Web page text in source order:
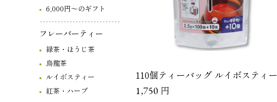
110個ティーバッグ ルイボスティー
1,750 円
6,000円～のギフト
フレーバーティー
緑茶・ほうじ茶
烏龍茶
ルイボスティー
紅茶・ハーブ